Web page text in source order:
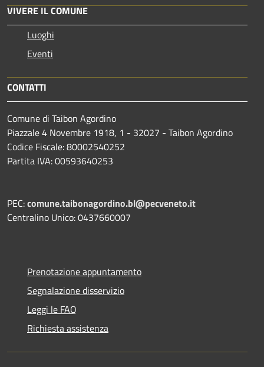
VIVERE IL COMUNE
Luoghi
Eventi
CONTATTI
Comune di Taibon Agordino
Piazzale 4 Novembre 1918, 1 - 32027 - Taibon Agordino
Codice Fiscale: 80002540252
Partita IVA: 00593640253
PEC:comune.taibonagordino.bl@pecveneto.it
Centralino Unico: 0437660007
Prenotazione appuntamento
Segnalazione disservizio
Leggi le FAQ
Richiesta assistenza